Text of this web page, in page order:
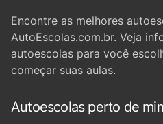
Encontre as melhores
AutoEscolas.com.br. Veja
autoescolas para você
começar suas aulas.
Autoescolas perto de